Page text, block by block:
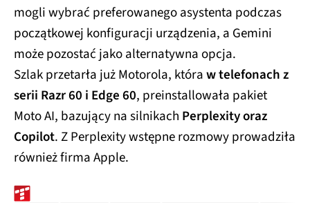
mogli wybrać preferowanego asystenta podczas
początkowej konfiguracji urządzenia, a Gemini
może pozostać jako alternatywna opcja.
Szlak przetarła już Motorola, któraw telefonach z
serii Razr 60 i Edge 60, preinstallowała pakiet
Moto AI, bazujący na silnikach Perplexity oraz
Copilot. Z Perplexity wstępne rozmowy prowadziła
również firma Apple.